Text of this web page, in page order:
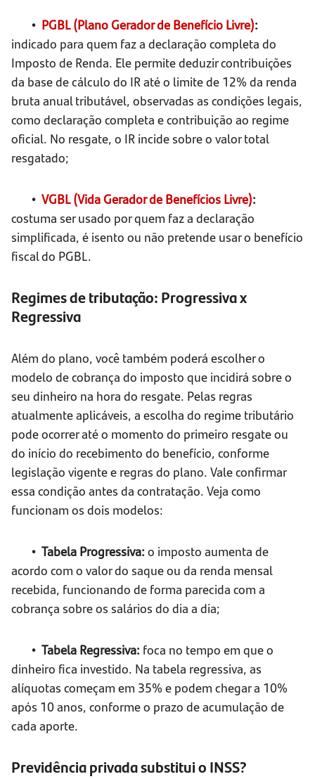
• PGBL (Plano Gerador de Benefício Livre):
indicado para quem faz a declaração completa do
Imposto de Renda. Ele permite deduzir contribuições
da base de cálculo do IR até o limite de 12% da renda
bruta anual tributável, observadas as condições legais,
como declaração completa e contribuição ao regime
oficial. No resgate, o IR incide sobre o valor total
resgatado;
• VGBL (Vida Gerador de Benefícios Livre):
costuma ser usado por quem faz a declaração
simplificada, é isento ou não pretende usar o benefício
fiscal do PGBL.
Regimes de tributação: Progressiva x
Regressiva
Além do plano, você também poderá escolher o
modelo de cobrança do imposto que incidirá sobre o
seu dinheiro na hora do resgate. Pelas regras
atualmente aplicáveis, a escolha do regime tributário
pode ocorrer até o momento do primeiro resgate ou
do início do recebimento do benefício, conforme
legislação vigente e regras do plano. Vale confirmar
essa condição antes da contratação. Veja como
funcionam os dois modelos:
• Tabela Progressiva: o imposto aumenta de
acordo com o valor do saque ou da renda mensal
recebida, funcionando de forma parecida com a
cobrança sobre os salários do dia a dia;
• Tabela Regressiva: foca no tempo em que o
dinheiro fica investido. Na tabela regressiva, as
alíquotas começam em 35% e podem chegar a 10%
após 10 anos, conforme o prazo de acumulação de
cada aporte.
Previdência privada substitui o INSS?